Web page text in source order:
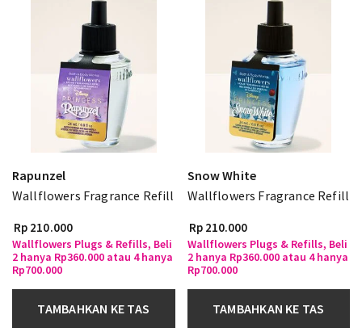
Rapunzel
Wallflowers Fragrance Refill
Rp 210.000
Wallflowers Plugs & Refills, Beli
2 hanya Rp360.000 atau 4 hanya
Rp700.000
TAMBAHKAN KE TAS
Snow White
Wallflowers Fragrance Refill
Rp 210.000
Wallflowers Plugs & Refills, Beli
2 hanya Rp360.000 atau 4 hanya
Rp700.000
TAMBAHKAN KE TAS